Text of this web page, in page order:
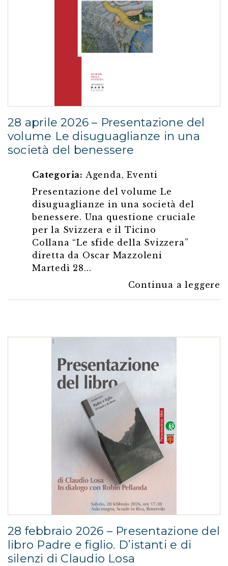
28 aprile 2026 – Presentazione del
volume Le disuguaglianze in una
società del benessere
Categoria: Agenda ,Eventi
Presentazione del volume Le
disuguaglianze in una società del
benessere. Una questione cruciale
per la Svizzera e il Ticino
Collana “Le sfide della Svizzera”
diretta da Oscar Mazzoleni
Martedì 28...
Continua a leggere
28 febbraio 2026 – Presentazione del
libro Padre e figlio. D’istanti e di
silenzi di Claudio Losa